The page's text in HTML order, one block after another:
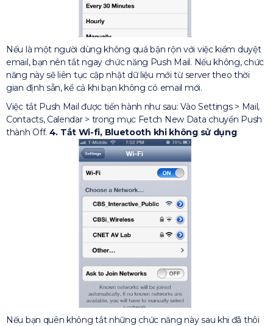
Nếu là một người dùng không quá bận rộn với việc kiểm duyệt
email, bạn nên tắt ngay chức năng Push Mail. Nếu không, chức
năng này sẽ liên tục cập nhật dữ liệu mới từ server theo thời
gian định sẵn, kể cả khi bạn không có email mới.
Việc tắt Push Mail được tiến hành như sau: Vào Settings > Mail,
Contacts, Calendar > trong mục Fetch New Data chuyển Push
thành Off. 4. Tắt Wi-fi, Bluetooth khi không sử dụng
Nếu bạn quên không tắt những chức năng này sau khi đã thôi